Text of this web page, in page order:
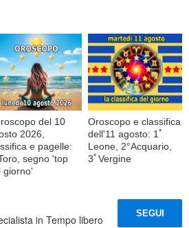
del 10
2026,
e pagelle:
segno 'top
giorno'
Oroscopo e classifica
dell'11 agosto: 1ﾟ
Leone, 2°Acquario,
3ﾟVergine
in Tempo libero
SEGUI